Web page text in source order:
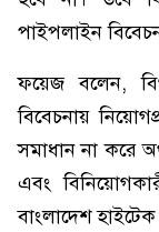
পাইপলাইন
ফয়েজ বলেন,
বিবেচনায়
সমাধান না করে
এবং
বাংলাদেশ